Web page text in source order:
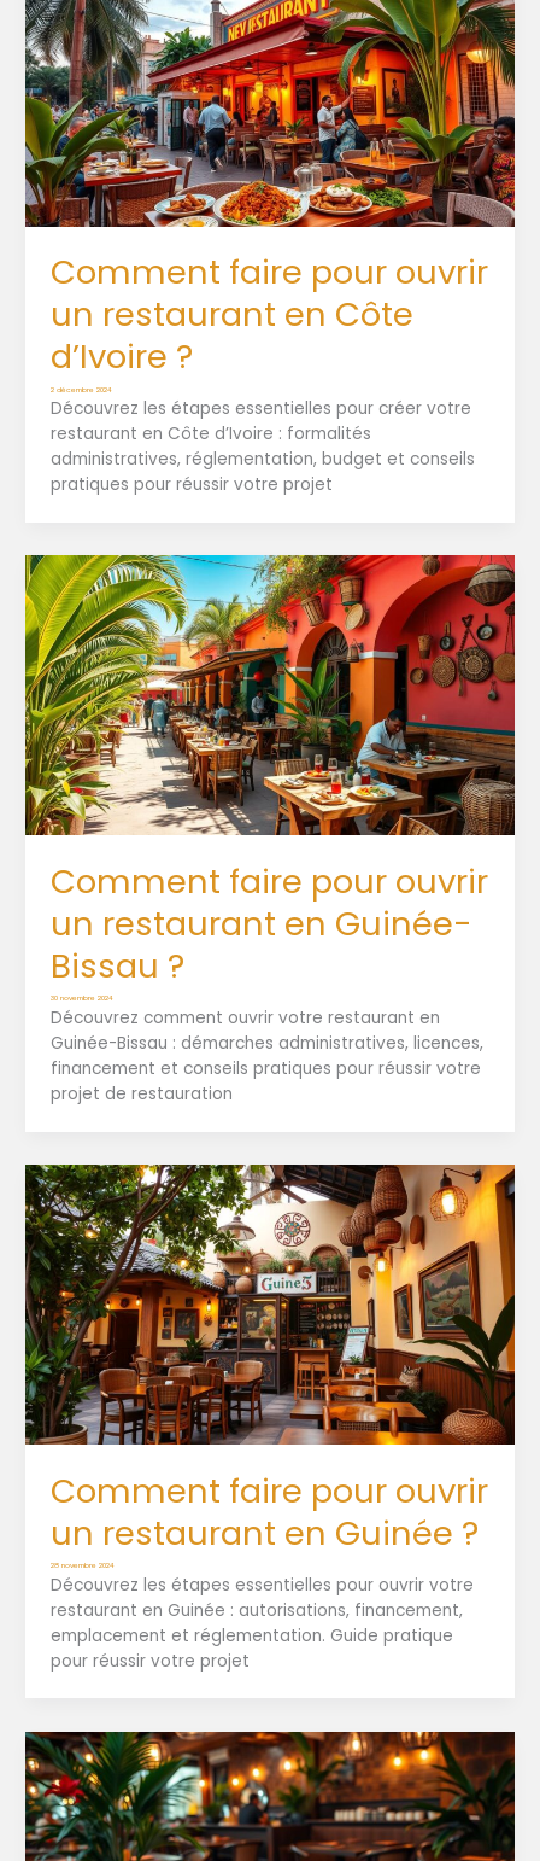
Comment faire pour ouvrir
un restaurant en Côte
d’Ivoire ?
2 décembre 2024
Découvrez les étapes essentielles pour créer votre
restaurant en Côte d’Ivoire : formalités
administratives, réglementation, budget et conseils
pratiques pour réussir votre projet
Comment faire pour ouvrir
un restaurant en Guinée-
Bissau ?
30 novembre 2024
Découvrez comment ouvrir votre restaurant en
Guinée-Bissau : démarches administratives, licences,
financement et conseils pratiques pour réussir votre
projet de restauration
Comment faire pour ouvrir
un restaurant en Guinée ?
28 novembre 2024
Découvrez les étapes essentielles pour ouvrir votre
restaurant en Guinée : autorisations, financement,
emplacement et réglementation. Guide pratique
pour réussir votre projet